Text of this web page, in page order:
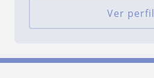
Ver perfil